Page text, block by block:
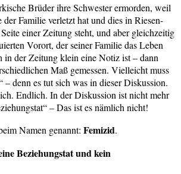
Brüder ihre Schwester ermorden, weil
Familie verletzt hat und dies in Riesen-
einer Zeitung steht, und aber gleichzeitig
Vorort, der seiner Familie das Leben
in der Zeitung klein eine Notiz ist – dann
Maß gemessen. Vielleicht muss
– denn es tut sich was in dieser Diskussion.
Endlich. In der Diskussion ist nicht mehr
– Das ist es nämlich nicht!
Namen genannt: Femizid.
Beziehungstat und kein